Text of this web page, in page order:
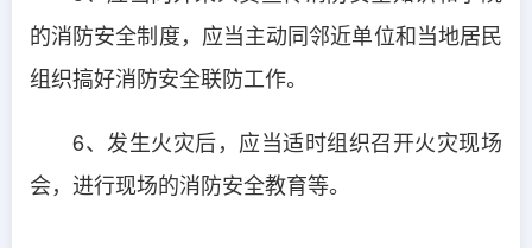
的消防安全制度，应当主动同邻近单位和当地居民
组织搞好消防安全联防工作。
6、发生火灾后，应当适时组织召开火灾现场
会，进行现场的消防安全教育等。